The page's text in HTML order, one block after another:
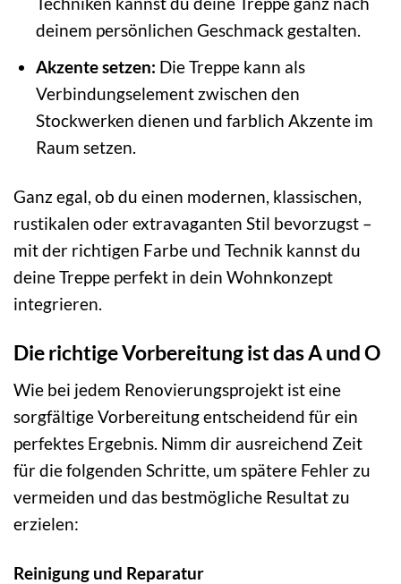
deinem persönlichen Geschmack gestalten.
Akzente setzen: Die Treppe kann als
Verbindungselement zwischen den
Stockwerken dienen und farblich Akzente im
Raum setzen.
Ganz egal, ob du einen modernen, klassischen,
rustikalen oder extravaganten Stil bevorzugst –
mit der richtigen Farbe und Technik kannst du
deine Treppe perfekt in dein Wohnkonzept
integrieren.
Die richtige Vorbereitung ist das A und O
Wie bei jedem Renovierungsprojekt ist eine
sorgfältige Vorbereitung entscheidend für ein
perfektes Ergebnis. Nimm dir ausreichend Zeit
für die folgenden Schritte, um spätere Fehler zu
vermeiden und das bestmögliche Resultat zu
erzielen:
Reinigung und Reparatur